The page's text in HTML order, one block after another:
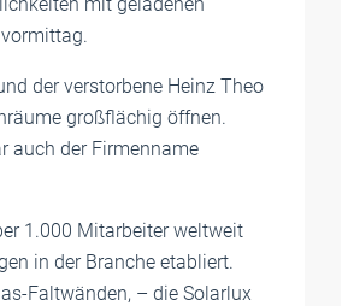
der verstorbene Heinz Theo
großflächig öffnen.
auch der Firmenname
1.000 Mitarbeiter weltweit
in der Branche etabliert.
Faltwänden, – die Solarlux